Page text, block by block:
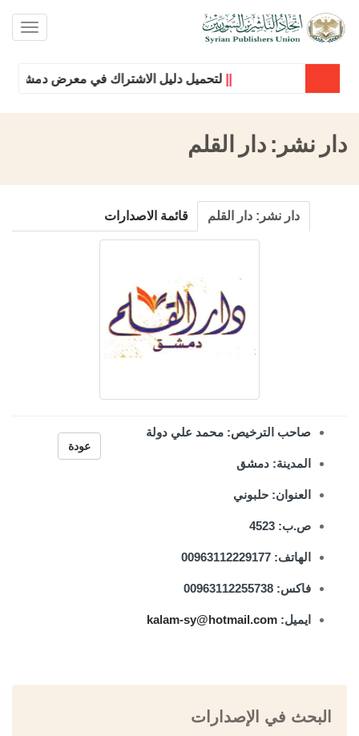
لتحميل دليل الاشتراك في معرض دمشق
دار نشر: دار القلم
دار نشر: دار القلم قائمة الاصدارات
صاحب الترخيص: محمد علي دولة
المدينة: دمشق
العنوان: حلبوني
ص.ب: 4523
الهاتف: 00963112229177
فاكس: 00963112255738
ايميل: kalam-sy@hotmail.com
عودة
البحث في الإصدارات